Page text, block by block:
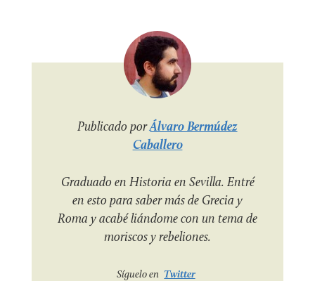
Publicado porÁlvaro Bermúdez
Caballero
Graduado en Historia en Sevilla. Entré
en esto para saber más de Grecia y
Roma y acabé liándome con un tema de
moriscos y rebeliones.
Síguelo en Twitter